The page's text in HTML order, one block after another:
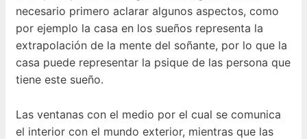
necesario primero aclarar algunos aspectos, como
por ejemplo la casa en los sueños representa la
extrapolación de la mente del soñante, por lo que la
casa puede representar la psique de las persona que
tiene este sueño.
Las ventanas con el medio por el cual se comunica
el interior con el mundo exterior, mientras que las